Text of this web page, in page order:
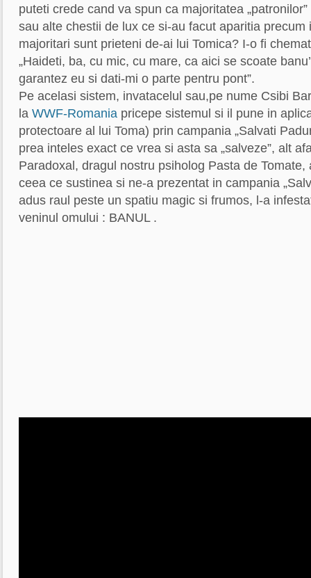
puteti crede cand va spun ca majoritatea
sau alte chestii de lux ce si-au facut aparitia precum
majoritari sunt prieteni de-ai lui Tomica? I-o fi
„Haideti, ba, cu mic, cu mare, ca aici se scoate
garantez eu si dati-mi o parte pentru pont”.
Pe acelasi sistem, invatacelul sau,pe nume Csibi
la WWF-Romania pricepe sistemul si il pune in
protectoare al lui Toma) prin campania „Salvati
prea inteles exact ce vrea si asta sa „salveze”, alt
Paradoxal, dragul nostru psiholog Pasta de
ceea ce sustinea si ne-a prezentat in campania
adus raul peste un spatiu magic si frumos, l-a
veninul omului : BANUL .